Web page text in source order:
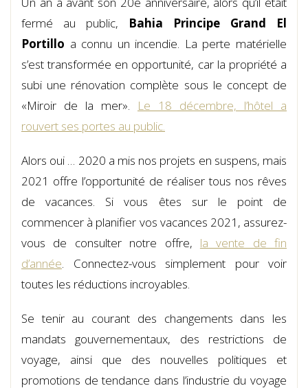
fermé au public, Bahia Principe Grand El
Portillo a connu un incendie. La perte matérielle
s’est transformée en opportunité, car la propriété a
subi une rénovation complète sous le concept de
«Miroir de la mer». Le 18 décembre, l’hôtel a
rouvert ses portes au public.
Alors oui … 2020 a mis nos projets en suspens, mais
2021 offre l’opportunité de réaliser tous nos rêves
de vacances. Si vous êtes sur le point de
commencer à planifier vos vacances 2021, assurez-
vous de consulter notre offre, la vente de fin
d’année . Connectez-vous simplement pour voir
toutes les réductions incroyables.
Se tenir au courant des changements dans les
mandats gouvernementaux, des restrictions de
voyage, ainsi que des nouvelles politiques et
promotions de tendance dans l’industrie du voyage